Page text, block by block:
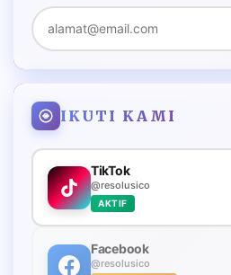
IKUTI KAMI
TikTok
@resolusico
AKTIF
Facebook
@resolusico